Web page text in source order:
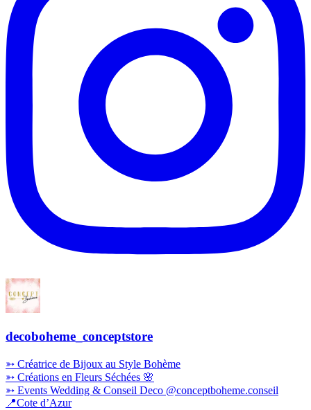
decoboheme_conceptstore
➳ Créatrice de Bijoux au Style Bohème
➳ Créations en Fleurs Séchées 🌸
➳ Events Wedding & Conseil Deco @conceptboheme.conseil
📍Cote d’Azur